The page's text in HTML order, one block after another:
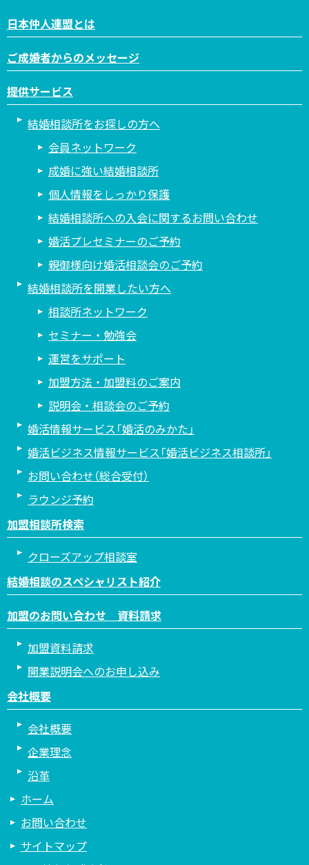
日本仲人連盟とは
ご成婚者からのメッセージ
提供サービス
結婚相談所をお探しの方へ
会員ネットワーク
成婚に強い結婚相談所
個人情報をしっかり保護
結婚相談所への入会に関するお問い合わせ
婚活プレセミナーのご予約
親御様向け婚活相談会のご予約
結婚相談所を開業したい方へ
相談所ネットワーク
セミナー・勉強会
運営をサポート
加盟方法・加盟料のご案内
説明会・相談会のご予約
婚活情報サービス「婚活のみかた」
婚活ビジネス情報サービス「婚活ビジネス相談所」
お問い合わせ（総合受付）
ラウンジ予約
加盟相談所検索
クローズアップ相談室
結婚相談のスペシャリスト紹介
加盟のお問い合わせ 資料請求
加盟資料請求
開業説明会へのお申し込み
会社概要
会社概要
企業理念
沿革
ホーム
お問い合わせ
サイトマップ